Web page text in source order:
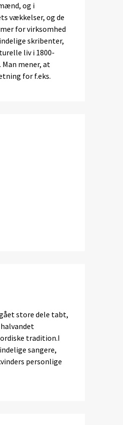
og i
vækkelser, og de
for virksomhed
skribenter,
liv i 1800-
mener, at
for f.eks.
store dele tabt,
tradition.I
sangere,
personlige